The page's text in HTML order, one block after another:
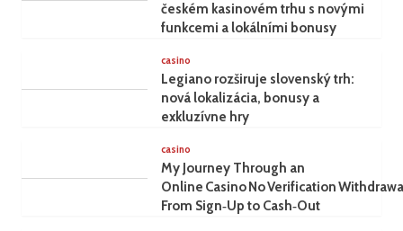
českém kasinovém trhu s novými
funkcemi a lokálními bonusy
casino
Legiano rozširuje slovenský trh:
nová lokalizácia, bonusy a
exkluzívne hry
casino
My Journey Through an
Online Casino No Verification
From Sign‑Up to Cash‑Out